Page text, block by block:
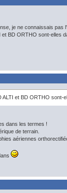
je ne connaissais pas
et BD ORTHO sont-elles
ALTI et BD ORTHO
dans les termes !
de terrain.
aériennes